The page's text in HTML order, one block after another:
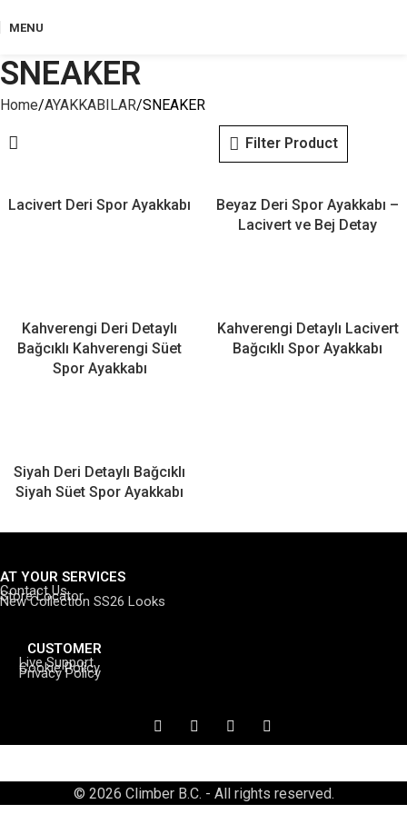
MENU
SNEAKER
Home AYAKKABILAR SNEAKER
Filter Product
Lacivert Deri Spor Ayakkabı
Beyaz Deri Spor Ayakkabı –
Lacivert ve Bej Detay
Kahverengi Deri Detaylı
Bağcıklı Kahverengi Süet
Spor Ayakkabı
Kahverengi Detaylı Lacivert
Bağcıklı Spor Ayakkabı
Siyah Deri Detaylı Bağcıklı
Siyah Süet Spor Ayakkabı
AT YOUR SERVICES
Contact Us
Store Locator
New Collection SS26 Looks
CUSTOMER
Live Support
Cookie Policy
Privacy Policy
© 2026 Climber B.C. - All rights reserved.